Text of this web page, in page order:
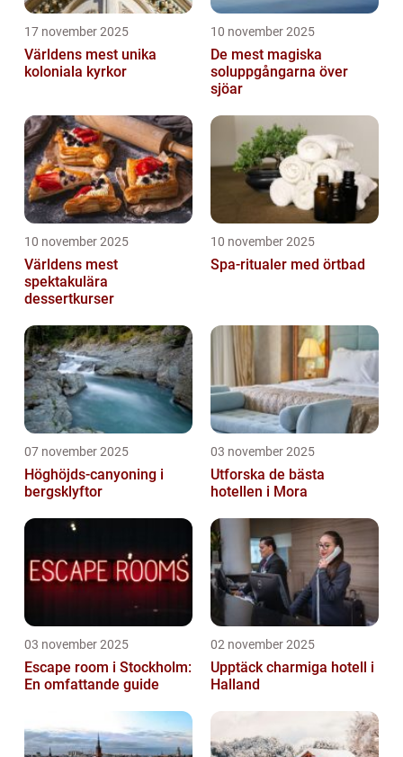
17 november 2025
Världens mest unika
koloniala kyrkor
10 november 2025
De mest magiska
soluppgångarna över
sjöar
10 november 2025
Världens mest
spektakulära
dessertkurser
10 november 2025
Spa-ritualer med örtbad
07 november 2025
Höghöjds-canyoning i
bergsklyftor
03 november 2025
Utforska de bästa
hotellen i Mora
03 november 2025
Escape room i Stockholm:
En omfattande guide
02 november 2025
Upptäck charmiga hotell i
Halland